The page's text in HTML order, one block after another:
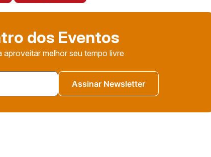
dos Eventos
aproveitar melhor seu tempo livre
Assinar Newsletter